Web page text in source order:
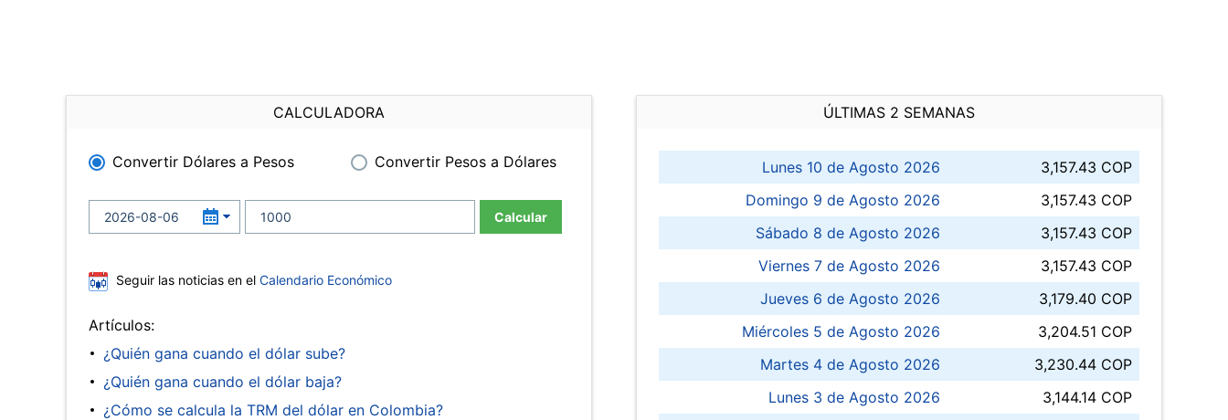
CALCULADORA
Convertir Dólares a Pesos Convertir Pesos a Dólares
Calcular
Seguir las noticias en el Calendario Económico
Artículos:
¿Quién gana cuando el dólar sube?
¿Quién gana cuando el dólar baja?
¿Cómo se calcula la TRM del dólar en Colombia?
ÚLTIMAS 2 SEMANAS
Lunes 10 de Agosto 2026
3,157.43 COP
Domingo 9 de Agosto 2026
3,157.43 COP
Sábado 8 de Agosto 2026
3,157.43 COP
Viernes 7 de Agosto 2026
3,157.43 COP
Jueves 6 de Agosto 2026
3,179.40 COP
Miércoles 5 de Agosto 2026
3,204.51 COP
Martes 4 de Agosto 2026
3,230.44 COP
Lunes 3 de Agosto 2026
3,144.14 COP